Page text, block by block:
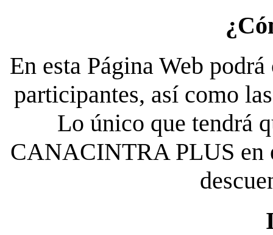
En esta Página Web
participantes, así como
Lo único que tendrá
CANACINTRA PLUS en